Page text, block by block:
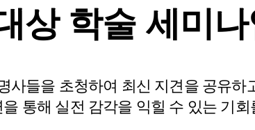
상 학술 세미
사들을 초청하여 최신 지견을 공유
통해 실전 감각을 익힐 수 있는 기